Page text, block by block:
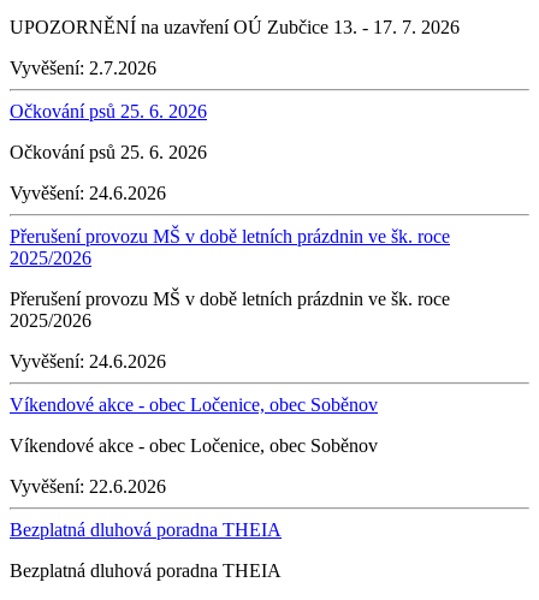
UPOZORNĚNÍ na uzavření OÚ Zubčice 13. - 17. 7. 2026
Vyvěšení: 2.7.2026
Očkování psů 25. 6. 2026
Očkování psů 25. 6. 2026
Vyvěšení: 24.6.2026
Přerušení provozu MŠ v době letních prázdnin ve šk. roce
2025/2026
Přerušení provozu MŠ v době letních prázdnin ve šk. roce
2025/2026
Vyvěšení: 24.6.2026
Víkendové akce - obec Ločenice, obec Soběnov
Víkendové akce - obec Ločenice, obec Soběnov
Vyvěšení: 22.6.2026
Bezplatná dluhová poradna THEIA
Bezplatná dluhová poradna THEIA